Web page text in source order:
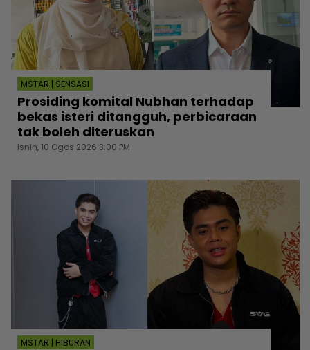
MSTAR | SENSASI
Prosiding komital Nubhan terhadap
bekas isteri ditangguh, perbicaraan
tak boleh diteruskan
Isnin, 10 Ogos 2026 3:00 PM
MSTAR | HIBURAN